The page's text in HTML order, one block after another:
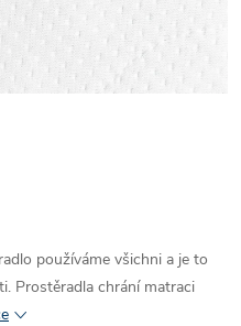
používáme všichni a je to
Prostěradla chrání matraci